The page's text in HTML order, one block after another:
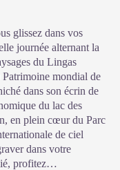
glissez dans vos
journée alternant la
du Lingas
Patrimoine mondial de
dans son écrin de
du lac des
en plein cœur du Parc
de ciel
dans votre
profitez…